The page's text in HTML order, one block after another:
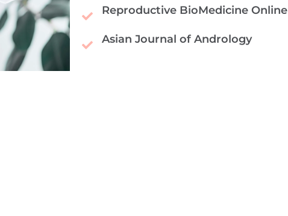
Reproductive BioMedicine Online
Asian Journal of Andrology